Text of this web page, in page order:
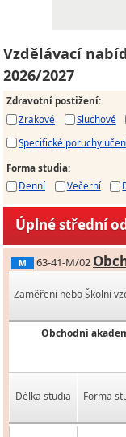
Vzdělávací
2026/2027
Zdravotní postižení:
Zrakové
Sluchové
Specifické poruchy
Forma studia:
Denní
Večerní
Úplné střední
M 63-41-M/02
Zaměření nebo Školní
Obchodní
Délka studia Forma